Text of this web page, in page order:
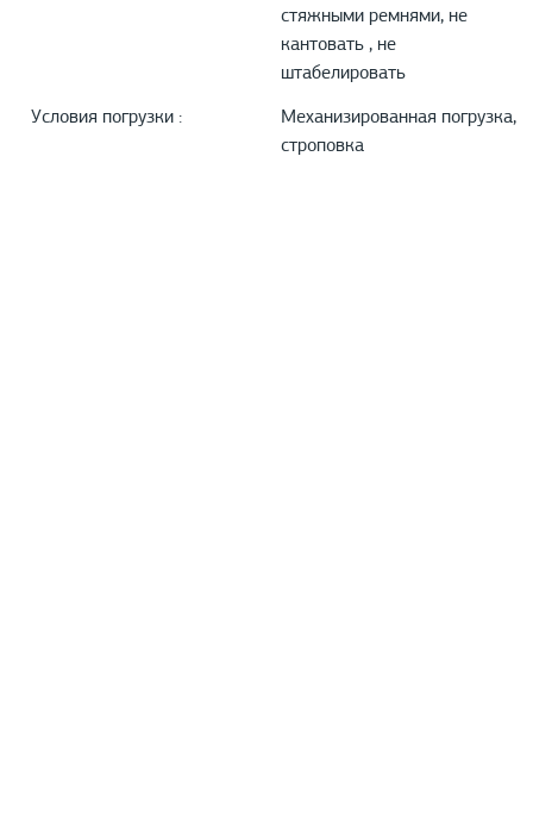
стяжными ремнями, не
кантовать , не
штабелировать
Условия погрузки :
Механизированная погрузка,
строповка